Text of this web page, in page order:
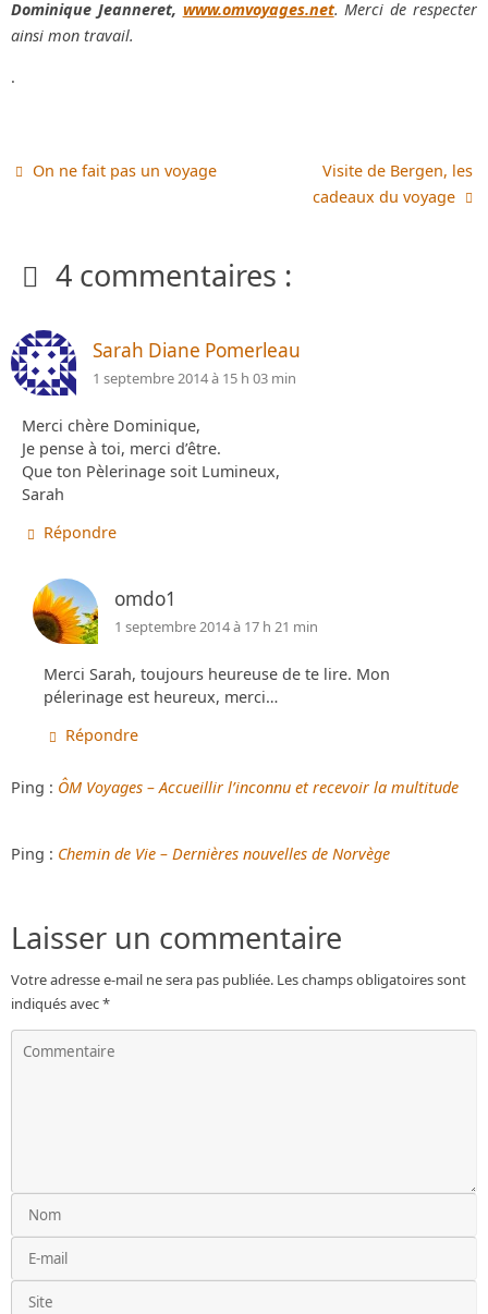
Dominique Jeanneret, www.omvoyages.net. Merci de respecter
ainsi mon travail.
.
On ne fait pas un voyage
Visite de Bergen, les
cadeaux du voyage
4 commentaires :
Sarah Diane Pomerleau
1 septembre 2014 à 15 h 03 min
Merci chère Dominique,
Je pense à toi, merci d’être.
Que ton Pèlerinage soit Lumineux,
Sarah
Répondre
omdo1
1 septembre 2014 à 17 h 21 min
Merci Sarah, toujours heureuse de te lire. Mon
pélerinage est heureux, merci…
Répondre
Ping : ÔM Voyages – Accueillir l’inconnu et recevoir la multitude
Ping : Chemin de Vie – Dernières nouvelles de Norvège
Laisser un commentaire
Votre adresse e-mail ne sera pas publiée. Les champs obligatoires sont
indiqués avec*